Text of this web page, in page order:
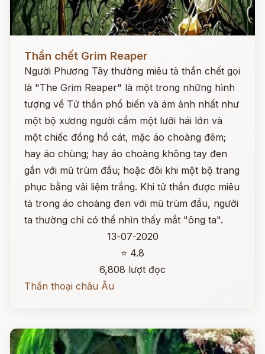
Đọc ngay
Thần chết Grim Reaper
Người Phương Tây thường miêu tả thần chết gọi
là "The Grim Reaper" là một trong những hình
tượng về Tử thần phổ biến và ám ảnh nhất như
một bộ xương người cầm một lưỡi hái lớn và
một chiếc đồng hồ cát, mặc áo choàng đêm;
hay áo chùng; hay áo choàng không tay đen
gắn với mũ trùm đầu; hoặc đôi khi một bộ trang
phục bằng vải liệm trắng. Khi tử thần được miêu
tả trong áo choàng đen với mũ trùm đầu, người
ta thường chỉ có thể nhìn thấy mắt "ông ta".
13-07-2020
⭐ 4.8
6,808 lượt đọc
Thần thoại châu Âu